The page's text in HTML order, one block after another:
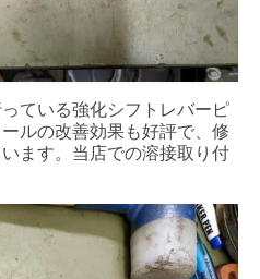
ている強化シフトレバーピ
ルの改善効果も好評で、修
ます。当店での溶接取り付